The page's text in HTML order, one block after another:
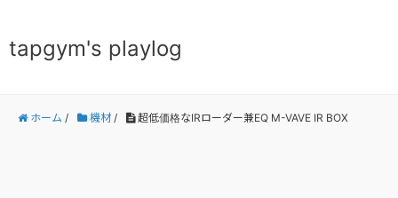
tapgym's playlog
ホーム / 機材/ 超低価格なIRローダー兼EQ M-VAVE IR BOX